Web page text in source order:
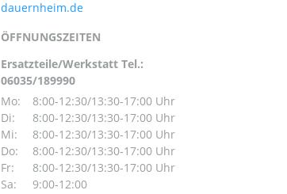
ÖFFNUNGSZEITEN
Ersatzteile/Werkstatt Tel.:
06035/189990
Mo:
8:00-12:30/13:30-17:00 Uhr
Di:
8:00-12:30/13:30-17:00 Uhr
Mi:
8:00-12:30/13:30-17:00 Uhr
Do:
8:00-12:30/13:30-17:00 Uhr
Fr:
8:00-12:30/13:30-17:00 Uhr
Sa:
9:00-12:00